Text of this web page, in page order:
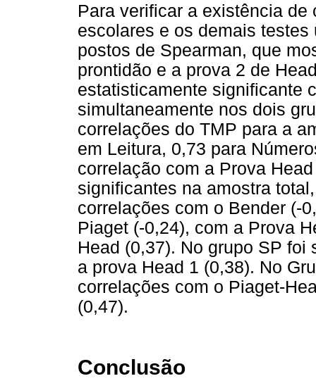
Para verificar a existência
escolares e os demais
postos de Spearman, que
prontidão e a prova 2 de
estatisticamente significante
simultaneamente nos dois
correlações do TMP para a
em Leitura, 0,73 para
correlação com a Prova
significantes na amostra
correlações com o Bender (-
Piaget (-0,24), com a Prova
Head (0,37). No grupo SP
a prova Head 1 (0,38). No
correlações com o Piaget-
(0,47).
Conclusão